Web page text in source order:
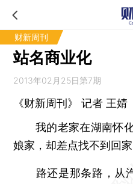
财新周刊
站名商业化
2013年02月25日第7期
《财新周刊》 记者 王婧
我的老家在湖南怀化
娘家，却差点找不到回家
路还是那条路，从